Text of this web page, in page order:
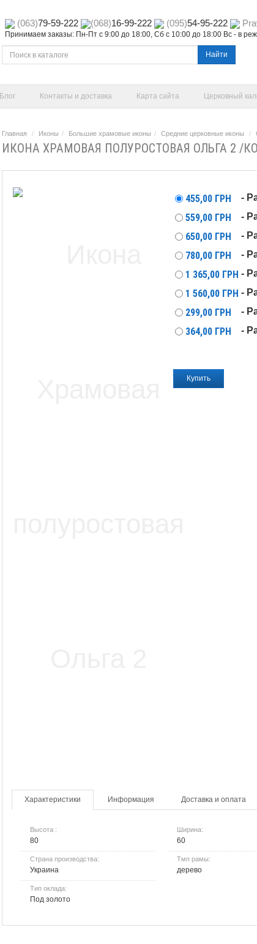
(063)79-59-222 (068)16-99-222 (095)54-95-222
Принимаем заказы: Пн-Пт с 9:00 до 18:00, Сб с 10:00 до 18:00 Вс - в
Найти
Блог Контакты и доставка Карта сайта Церковный
Главная Иконы Большие храмовые иконы Средние церковные иконы
ИКОНА ХРАМОВАЯ ПОЛУРОСТОВАЯ ОЛЬГА 2 /
455,00 ГРН -
559,00 ГРН -
650,00 ГРН -
780,00 ГРН -
1 365,00 ГРН -
1 560,00 ГРН -
299,00 ГРН -
364,00 ГРН -
Характеристики Информация Доставка и оплата
Высота :
80
Ширина:
60
Страна производства:
Украина
Тмп рамы:
дерево
Тип оклада:
Под золото